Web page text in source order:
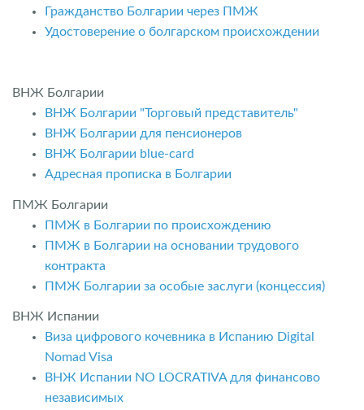
Гражданство Болгарии через ПМЖ
Удостоверение о болгарском происхождении
ВНЖ Болгарии
ВНЖ Болгарии "Торговый представитель"
ВНЖ Болгарии для пенсионеров
ВНЖ Болгарии blue-card
Адресная прописка в Болгарии
ПМЖ Болгарии
ПМЖ в Болгарии по происхождению
ПМЖ в Болгарии на основании трудового
контракта
ПМЖ Болгарии за особые заслуги (концессия)
ВНЖ Испании
Виза цифрового кочевника в Испанию Digital
Nomad Visa
ВНЖ Испании NO LOCRATIVA для финансово
независимых